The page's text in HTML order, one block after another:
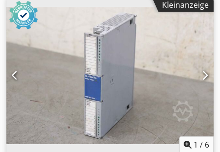
kg
Kleinanzeige
1 / 6